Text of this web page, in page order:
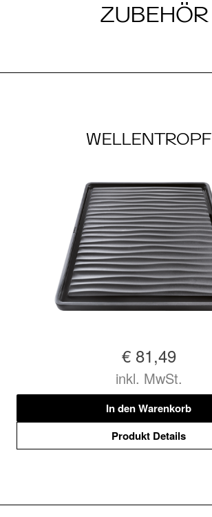
ZUBEHÖR
WELLENTROPF
€ 81,49
inkl. MwSt.
In den Warenkorb
Produkt Details